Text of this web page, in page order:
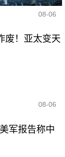
08-06
废！亚太变天
08-06
军报告称中